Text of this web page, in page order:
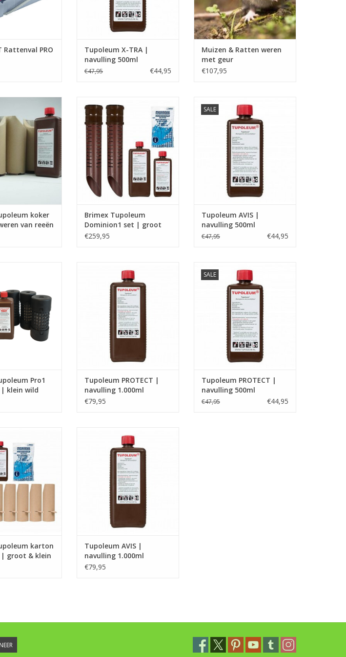
WINKELWAGEN
Rattenval PRO
Tupoleum X-TRA |
navulling 500ml
€47,95 €44,95
Navulinterval 4 maanden
TOEVOEGEN AAN WINKELWAGEN
Muizen & Ratten weren
met geur
€107,95
kokers voor het
holendieren zoals:
muizen, ratten
gebruik |
AAN WINKELWAGEN
koker
van reeën
geurpalen set voor het weren van
groot wild o.a. wilde zwijnen,
reeën en konijnen.
TOEVOEGEN AAN WINKELWAGEN
Brimex Tupoleum
Dominion1 set | groot
wild
€259,95
SALEvogelwering voor Brimex-
Tupoleum geurpalen
TOEVOEGEN AAN WINKELWAGEN
Tupoleum AVIS |
navulling 500ml
€47,95 €44,95
AAN WINKELWAGEN
Pro1
klein wild
geurpalen
TOEVOEGEN AAN WINKELWAGEN
Tupoleum PROTECT |
navulling 1.000ml
€79,95
SALE
geurpalen
1 stuk fles incl.kindveilige sluiting
schudden voor gebruik
TOEVOEGEN AAN WINKELWAGEN
Tupoleum PROTECT |
navulling 500ml
€47,95 €44,95
kokers voor het
holendieren zoals:
muizen, ratten
gebruik |
WINKELWAGEN
karton
| groot & klein
geurpalen
TOEVOEGEN AAN WINKELWAGEN
Tupoleum AVIS |
navulling 1.000ml
€79,95